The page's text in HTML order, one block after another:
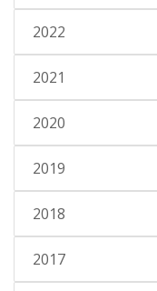
2022
2021
2020
2019
2018
2017